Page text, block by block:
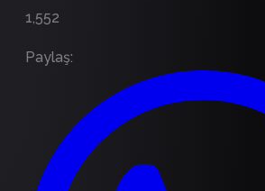
1,552
Paylaş: